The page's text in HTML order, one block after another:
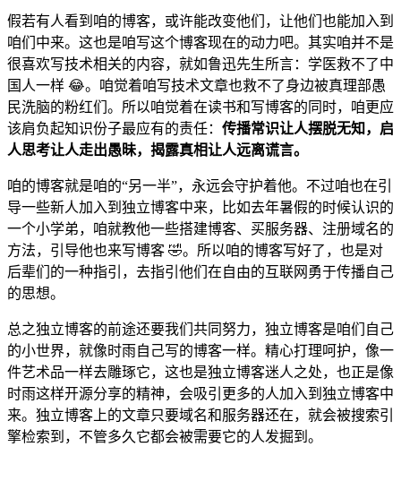
假若有人看到咱的博客，或许能改变他们，让他们也能加入到
咱们中来。这也是咱写这个博客现在的动力吧。其实咱并不是
很喜欢写技术相关的内容，就如鲁迅先生所言：学医救不了中
国人一样 😂。咱觉着咱写技术文章也救不了身边被真理部愚
民洗脑的粉红们。所以咱觉着在读书和写博客的同时，咱更应
该肩负起知识份子最应有的责任： 传播常识让人摆脱无知，启
人思考让人走出愚昧，揭露真相让人远离谎言。
咱的博客就是咱的“另一半”，永远会守护着他。不过咱也在引
导一些新人加入到独立博客中来，比如去年暑假的时候认识的
一个小学弟，咱就教他一些搭建博客、买服务器、注册域名的
方法，引导他也来写博客 🤣。所以咱的博客写好了，也是对
后辈们的一种指引，去指引他们在自由的互联网勇于传播自己
的思想。
总之独立博客的前途还要我们共同努力，独立博客是咱们自己
的小世界，就像时雨自己写的博客一样。精心打理呵护，像一
件艺术品一样去雕琢它，这也是独立博客迷人之处，也正是像
时雨这样开源分享的精神，会吸引更多的人加入到独立博客中
来。独立博客上的文章只要域名和服务器还在，就会被搜索引
擎检索到，不管多久它都会被需要它的人发掘到。